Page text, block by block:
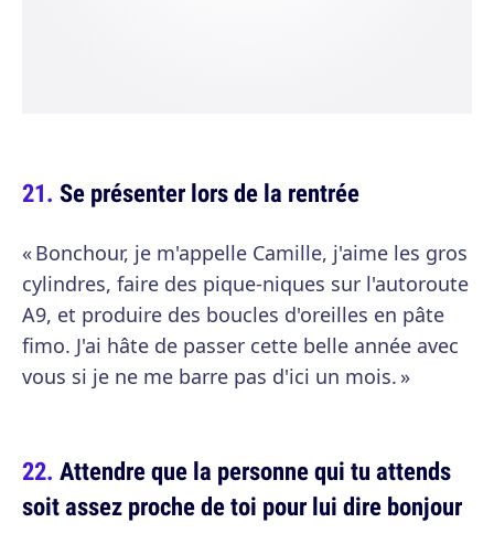
Se présenter lors de la rentrée
« Bonchour, je m'appelle Camille, j'aime les gros
cylindres, faire des pique-niques sur l'autoroute
A9, et produire des boucles d'oreilles en pâte
fimo. J'ai hâte de passer cette belle année avec
vous si je ne me barre pas d'ici un mois. »
Attendre que la personne qui tu attends
soit assez proche de toi pour lui dire bonjour